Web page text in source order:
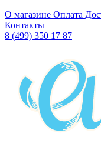
О магазине Оплата
Контакты
8 (499) 350 17 87